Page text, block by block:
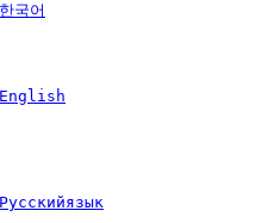
한국어
English
Русскийязык